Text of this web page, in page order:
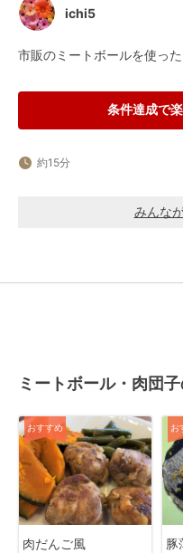
ichi5
市販のミートボールを使った
条件達成で
約15分
みんな
ミートボール・肉団
おすすめ
肉だんご風
お
豚